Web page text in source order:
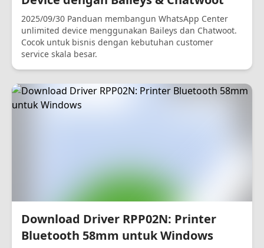
2025/09/30 Panduan membangun WhatsApp Center
unlimited device menggunakan Baileys dan Chatwoot.
Cocok untuk bisnis dengan kebutuhan customer
service skala besar.
Download Driver RPP02N: Printer
Bluetooth 58mm untuk Windows